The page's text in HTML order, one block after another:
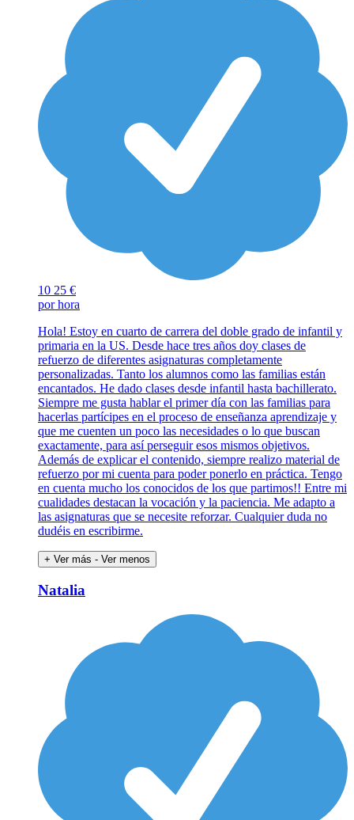
10 25 €
por hora
Hola! Estoy en cuarto de carrera del doble grado de infantil y
primaria en la US. Desde hace tres años doy clases de
refuerzo de diferentes asignaturas completamente
personalizadas. Tanto los alumnos como las familias están
encantados. He dado clases desde infantil hasta bachillerato.
Siempre me gusta hablar el primer día con las familias para
hacerlas partícipes en el proceso de enseñanza aprendizaje y
que me cuenten un poco las necesidades o lo que buscan
exactamente, para así perseguir esos mismos objetivos.
Además de explicar el contenido, siempre realizo material de
refuerzo por mi cuenta para poder ponerlo en práctica. Tengo
en cuenta mucho los conocidos de los que partimos!! Entre mi
cualidades destacan la vocación y la paciencia. Me adapto a
las asignaturas que se necesite reforzar. Cualquier duda no
dudéis en escribirme.
+ Ver más - Ver menos
Natalia